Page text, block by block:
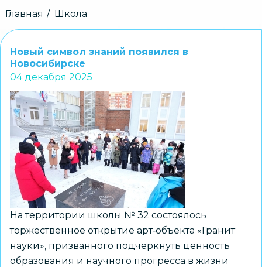
Строка
Главная Школа
Новый символ знаний появился в
Новосибирске
04 декабря 2025
На территории школы № 32 состоялось
торжественное открытие арт‑объекта «Гранит
науки», призванного подчеркнуть ценность
образования и научного прогресса в жизни